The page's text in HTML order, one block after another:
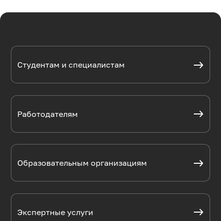
Студентам и специалистам
Работодателям
Образовательным организациям
Экспертные услуги